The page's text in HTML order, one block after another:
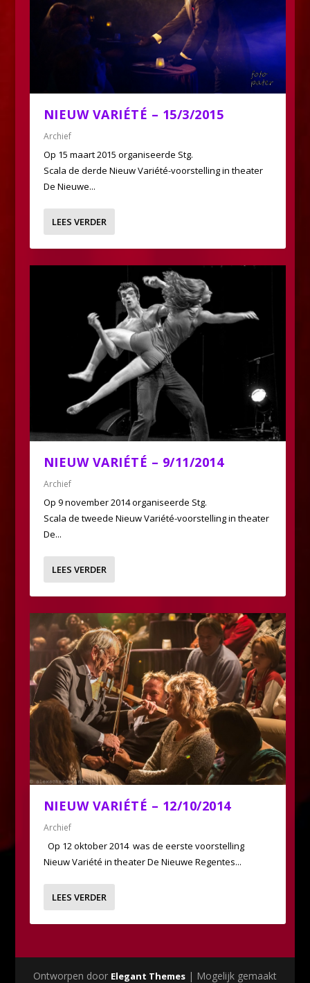
NIEUW VARIÉTÉ – 15/3/2015
Archief
Op 15 maart 2015 organiseerde Stg.
Scala de derde Nieuw Variété-voorstelling in theater
De Nieuwe...
LEES VERDER
NIEUW VARIÉTÉ – 9/11/2014
Archief
Op 9 november 2014 organiseerde Stg.
Scala de tweede Nieuw Variété-voorstelling in theater
De...
LEES VERDER
NIEUW VARIÉTÉ – 12/10/2014
Archief
Op 12 oktober 2014 was de eerste voorstelling
Nieuw Variété in theater De Nieuwe Regentes...
LEES VERDER
Ontworpen door Elegant Themes| Mogelijk gemaakt